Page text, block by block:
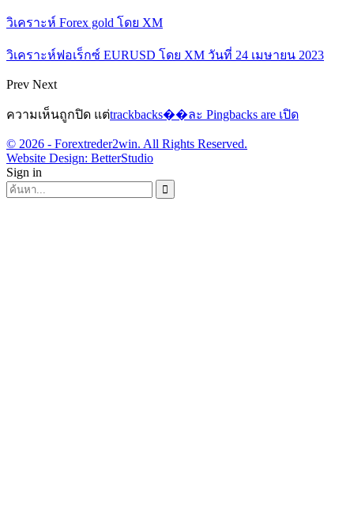
วิเคราะห์ Forex gold โดย XM
วิเคราะห์ฟอเร็กซ์ EURUSD โดย XM วันที่ 24 เมษายน 2023
Prev Next
ความเห็นถูกปิด แต่trackbacks��ละ Pingbacks are เปิด
© 2026 - Forextreder2win. All Rights Reserved.
Website Design: BetterStudio
Sign in